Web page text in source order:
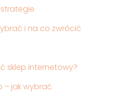
i na co zwrócić
sklep internetowy?
– jak wybrać